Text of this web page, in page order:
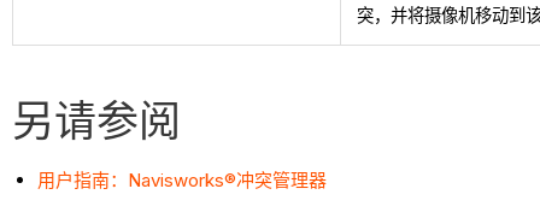
突，并将摄像机移动到
另请参阅
用户指南：Navisworks®冲突管理器